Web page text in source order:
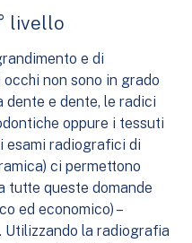
livello
e di
non sono in grado
dente e dente, le radici
oppure i tessuti
esami radiografici di
ci permettono
tutte queste domande
ed economico) –
la radiografia